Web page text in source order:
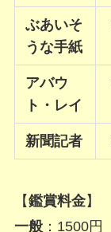
ぶあいそ
うな手紙
アバウ
ト・レイ
新聞記者
【鑑賞料金】
一般：1500円